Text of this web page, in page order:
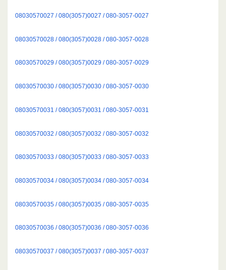
08030570027 / 080(3057)0027 / 080-3057-0027
08030570028 / 080(3057)0028 / 080-3057-0028
08030570029 / 080(3057)0029 / 080-3057-0029
08030570030 / 080(3057)0030 / 080-3057-0030
08030570031 / 080(3057)0031 / 080-3057-0031
08030570032 / 080(3057)0032 / 080-3057-0032
08030570033 / 080(3057)0033 / 080-3057-0033
08030570034 / 080(3057)0034 / 080-3057-0034
08030570035 / 080(3057)0035 / 080-3057-0035
08030570036 / 080(3057)0036 / 080-3057-0036
08030570037 / 080(3057)0037 / 080-3057-0037